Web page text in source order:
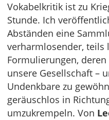
Vokabelkritik ist zu
Stunde. Ich
Abständen eine
verharmlosender, teils
Formulierungen,
unsere Gesellschaft –
Undenkbare zu
geräuschlos in
umzukrempeln. Von